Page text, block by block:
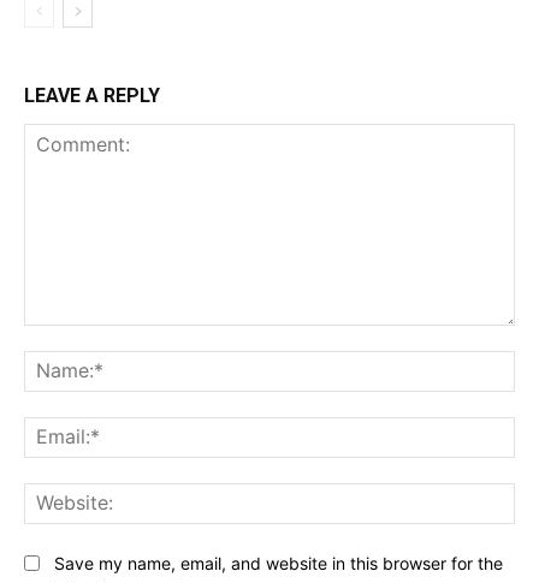
LEAVE A REPLY
Save my name, email, and website in this browser for the